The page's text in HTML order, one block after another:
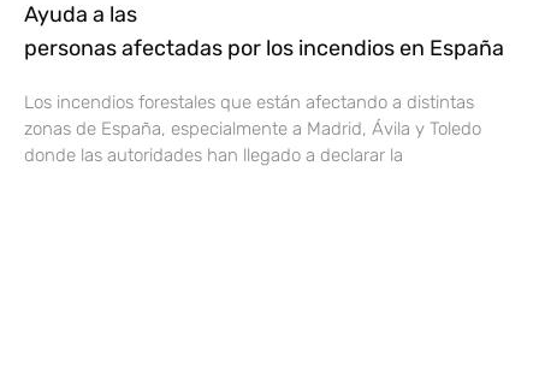
Ayuda a las
personas afectadas por los incendios en España
Los incendios forestales que están afectando a distintas
zonas de España, especialmente a Madrid, Ávila y Toledo
donde las autoridades han llegado a declarar la